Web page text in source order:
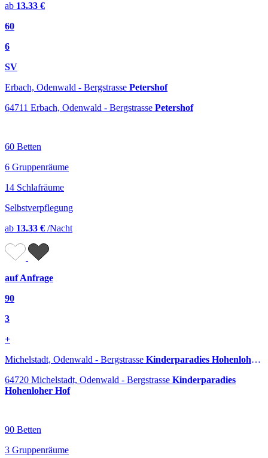
ab 13.33 €
60
6
SV
Erbach, Odenwald - Bergstrasse Petershof
64711 Erbach, Odenwald - Bergstrasse Petershof
60 Betten
6 Gruppenräume
14 Schlafräume
Selbstverpflegung
ab 13.33 € /Nacht
auf Anfrage
90
3
+
Michelstadt, Odenwald - Bergstrasse Kinderparadies Hohenloher Hof
64720 Michelstadt, Odenwald - Bergstrasse Kinderparadies
Hohenloher Hof
90 Betten
3 Gruppenräume